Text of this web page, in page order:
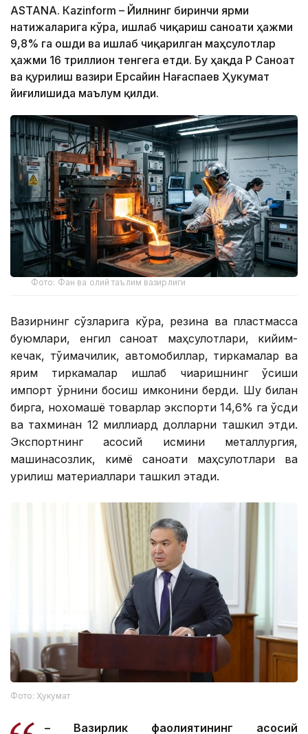
ASTANА. Кazinform – Йилнинг биринчи ярми
натижаларига кўра, ишлаб чиқариш саноати ҳажми
9,8% га ошди ва ишлаб чиқарилган маҳсулотлар
ҳажми 16 триллион тенгега етди. Бу ҳақда ҚР Саноат
ва қурилиш вазири Ерсайин Нағаспаев Ҳукумат
йиғилишида маълум қилди.
Фото: Фан ва олий таълим вазирлиги
Вазирнинг сўзларига кўра, резина ва пластмасса
буюмлари, енгил саноат маҳсулотлари, кийим-
кечак, тўқимачилик, автомобиллар, тиркамалар ва
ярим тиркамалар ишлаб чиқаришнинг ўсиши
импорт ўрнини босиш имконини берди. Шу билан
бирга, нохомашё товарлар экспорти 14,6% га ўсди
ва тахминан 12 миллиард долларни ташкил этди.
Экспортнинг асосий қисмини металлургия,
машинасозлик, кимё саноати маҳсулотлари ва
қурилиш материаллари ташкил этади.
Фото: Ҳукумат
– Вазирлик фаолиятининг асосий